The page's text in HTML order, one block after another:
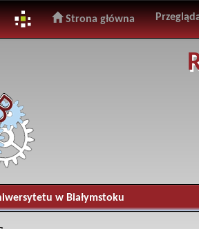
Strona główna
w Białymstoku